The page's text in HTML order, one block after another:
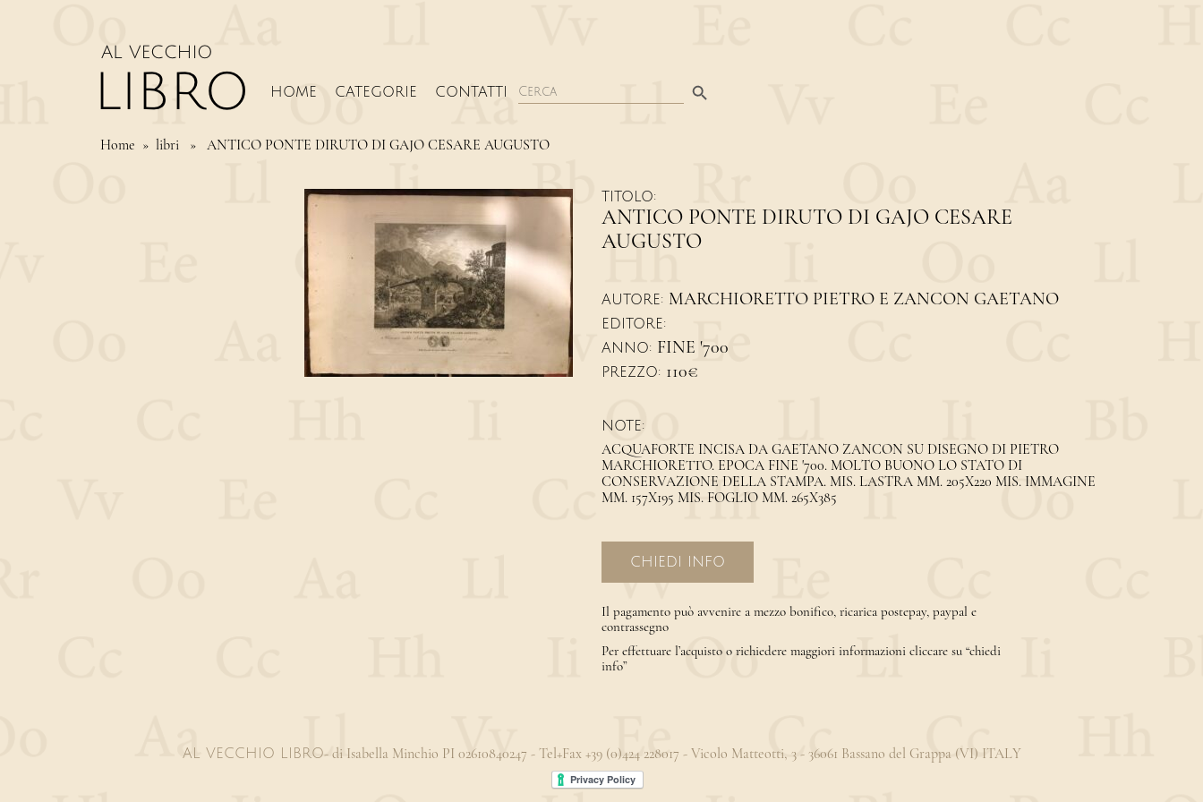
HOME CATEGORIE CONTATTI
Search
for:
Home » libri » ANTICO PONTE DIRUTO DI GAJO CESARE AUGUSTO
TITOLO:
ANTICO PONTE DIRUTO DI GAJO CESARE
AUGUSTO
AUTORE: MARCHIORETTO PIETRO E ZANCON GAETANO
EDITORE:
ANNO: FINE '700
PREZZO: 110€
NOTE:
ACQUAFORTE INCISA DA GAETANO ZANCON SU DISEGNO DI PIETRO
MARCHIORETTO. EPOCA FINE '700. MOLTO BUONO LO STATO DI
CONSERVAZIONE DELLA STAMPA. MIS. LASTRA MM. 205X220 MIS. IMMAGINE
MM. 157X195 MIS. FOGLIO MM. 265X385
CHIEDI INFO
Il pagamento può avvenire a mezzo bonifico, ricarica postepay, paypal e
contrassegno
Per effettuare l’acquisto o richiedere maggiori informazioni cliccare su “chiedi
info”
AL VECCHIO LIBRO- di Isabella Minchio PI 02610840247 - Tel+Fax +39 (0)424 228017 - Vicolo Matteotti, 3 - 36061 Bassano del Grappa (VI) ITALY